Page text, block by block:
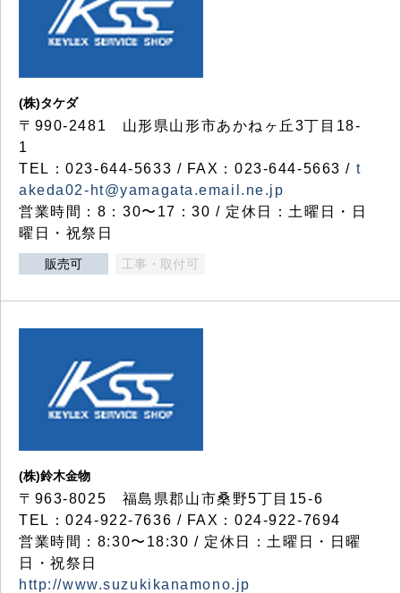
(株)タケダ
〒990-2481 山形県山形市あかねヶ丘3丁目18-
1
TEL：023-644-5633 / FAX：023-644-5663 / t
akeda02-ht@yamagata.email.ne.jp
営業時間：8：30〜17：30 / 定休日：土曜日・日
曜日・祝祭日
販売可 工事・取付可
(株)鈴木金物
〒963-8025 福島県郡山市桑野5丁目15-6
TEL：024-922-7636 / FAX：024-922-7694
営業時間：8:30〜18:30 / 定休日：土曜日・日曜
日・祝祭日
http://www.suzukikanamono.jp